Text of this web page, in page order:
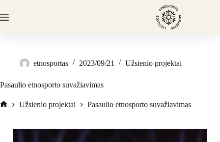
etnosportas 2023/09/21 Užsienio projektai
Pasaulio etnosporto suvažiavimas
Užsienio projektai Pasaulio etnosporto suvažiavimas